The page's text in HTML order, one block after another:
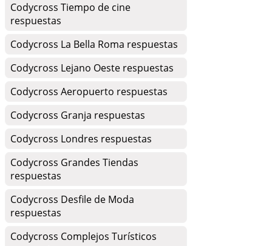
Codycross Tiempo de cine
respuestas
Codycross La Bella Roma respuestas
Codycross Lejano Oeste respuestas
Codycross Aeropuerto respuestas
Codycross Granja respuestas
Codycross Londres respuestas
Codycross Grandes Tiendas
respuestas
Codycross Desfile de Moda
respuestas
Codycross Complejos Turísticos